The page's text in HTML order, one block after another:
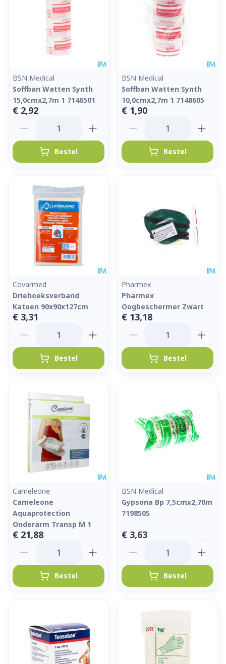
BSN Medical
Soffban Watten Synth
15,0cmx2,7m 1 7146501
€ 2,92
Bestel
BSN Medical
Soffban Watten Synth
10,0cmx2,7m 1 7148605
€ 1,90
Bestel
Covarmed
Driehoeksverband
Katoen 90x90x127cm
€ 3,31
Bestel
Pharmex
Pharmex
Oogbeschermer Zwart
€ 13,18
Bestel
Cameleone
Cameleone
Aquaprotection
Onderarm Transp M 1
€ 21,88
Bestel
BSN Medical
Gypsona Bp 7,5cmx2,70m
7198505
€ 3,63
Bestel